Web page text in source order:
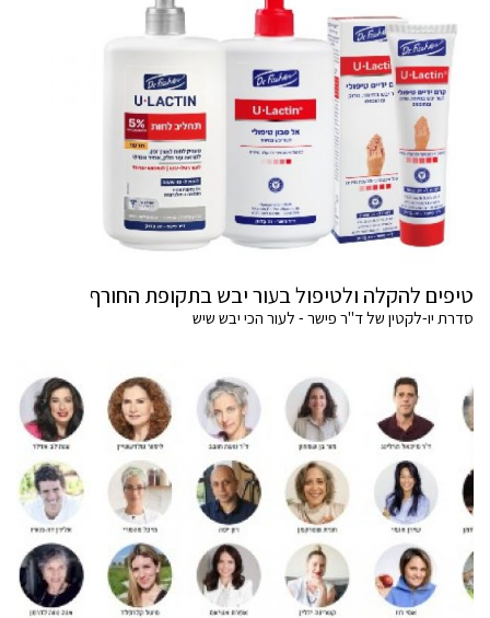
טיפים להקלה ולטיפול בעור יבש בתקופת החורף
סדרת יו-לקטין של ד"ר פישר - לעור הכי יבש שיש